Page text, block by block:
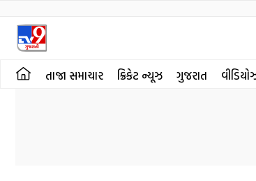
તાજા સમાચાર ક્રિકેટ ન્યૂઝ ગુજરાત